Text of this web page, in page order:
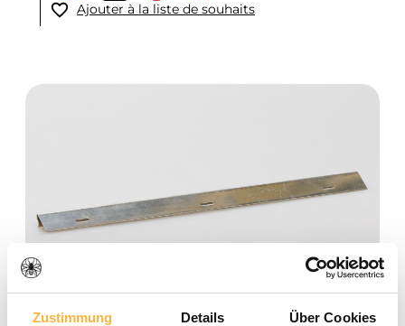
Zustimmung Details Über Cookies
Ajouter à la liste de souhaits
Ignorer la galerie d'images